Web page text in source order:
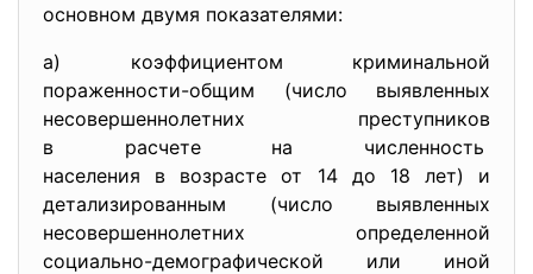
основном двумя показателями:
а) коэффициентом криминальной
пораженности-общим (число выявленных
несовершеннолетних преступников
в расчете на численность
населения в возрасте от 14 до 18 лет) и
детализированным (число выявленных
несовершеннолетних определенной
социально-демографической или иной